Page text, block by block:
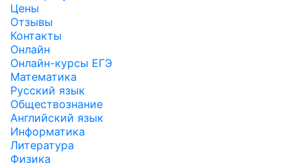
Цены
Отзывы
Контакты
Онлайн
Онлайн-курсы ЕГЭ
Математика
Русский язык
Обществознание
Английский язык
Информатика
Литература
Физика